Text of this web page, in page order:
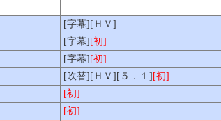
[字幕][ＨＶ]
[字幕][初]
[字幕][初]
[吹替][ＨＶ][５．１][初]
[初]
[初]